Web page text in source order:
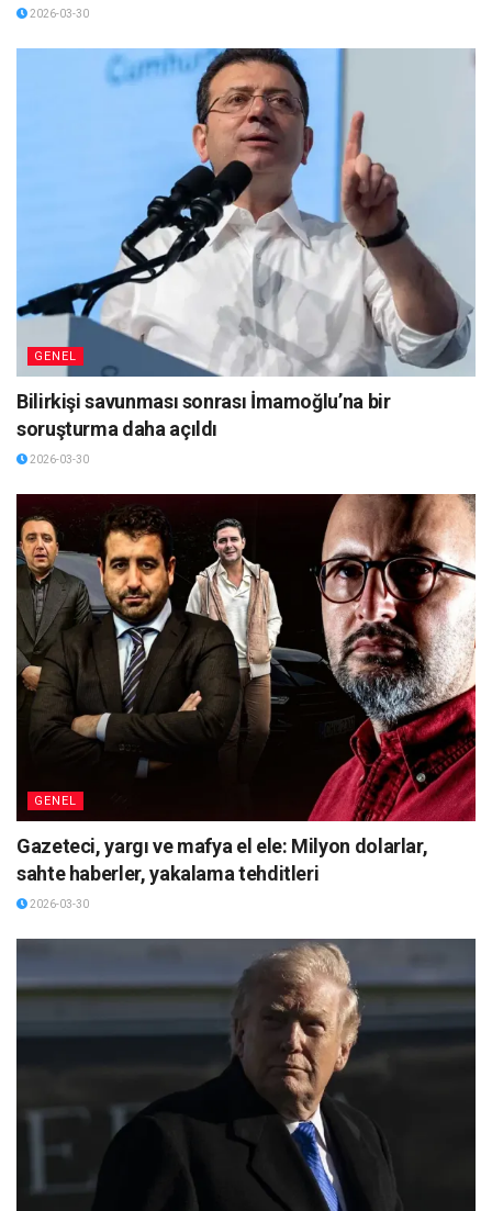
2026-03-30
GENEL
Bilirkişi savunması sonrası İmamoğlu’na bir
soruşturma daha açıldı
2026-03-30
GENEL
Gazeteci, yargı ve mafya el ele: Milyon dolarlar,
sahte haberler, yakalama tehditleri
2026-03-30